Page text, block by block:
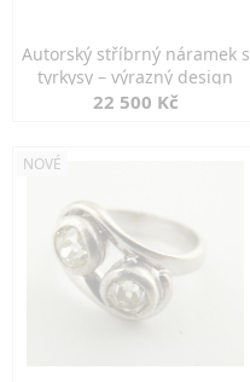
Autorský stříbrný náramek s
tyrkysy – výrazný design
22 500 Kč
NOVÉ